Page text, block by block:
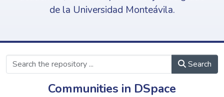
de la Universidad Monteávila.
Search
Communities in DSpace